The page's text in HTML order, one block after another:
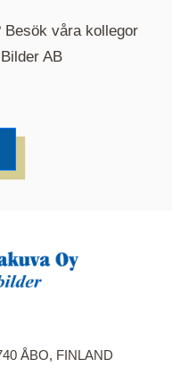
en ny flik.
med kända
våra kollegor
AB
ÅBO, FINLAND